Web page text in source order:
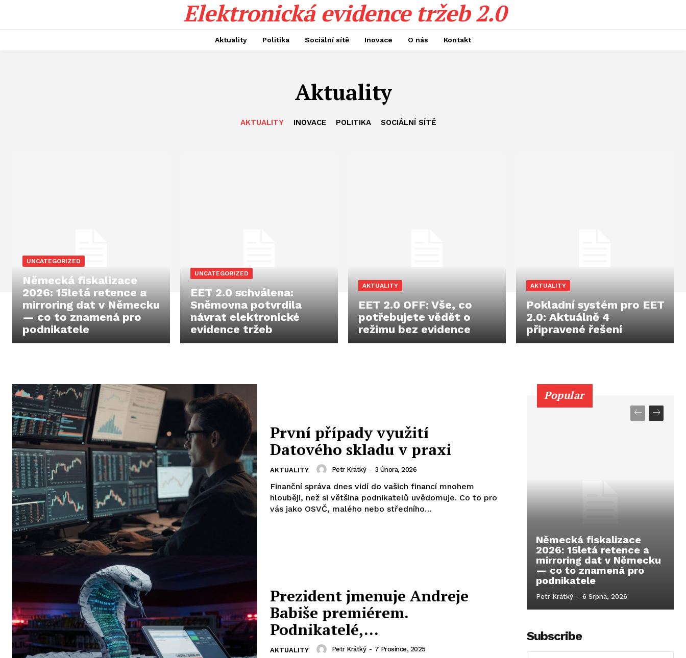
Elektronická evidence tržeb 2.0
Aktuality Politika Sociální sítě Inovace O nás Kontakt
Aktuality
AKTUALITY INOVACE POLITIKA SOCIÁLNÍ SÍTĚ
UNCATEGORIZED
Německá fiskalizace
2026: 15letá retence a
mirroring dat v Německu
— co to znamená pro
podnikatele
UNCATEGORIZED
EET 2.0 schválena:
Sněmovna potvrdila
návrat elektronické
evidence tržeb
AKTUALITY
EET 2.0 OFF: Vše, co
potřebujete vědět o
režimu bez evidence
AKTUALITY
Pokladní systém pro EET
2.0: Aktuálně 4
připravené řešení
První případy využití
Datového skladu v praxi
AKTUALITY Petr Krátký - 3 Února, 2026
Finanční správa dnes vidí do vašich financí mnohem
hlouběji, než si většina podnikatelů uvědomuje. Co to pro
vás jako OSVČ, malého nebo středního…
Prezident jmenuje Andreje
Babiše premiérem.
Podnikatelé,…
AKTUALITY Petr Krátký - 7 Prosince, 2025
Popular
Německá fiskalizace
2026: 15letá retence a
mirroring dat v Německu
— co to znamená pro
podnikatele
Petr Krátký - 6 Srpna, 2026
Subscribe